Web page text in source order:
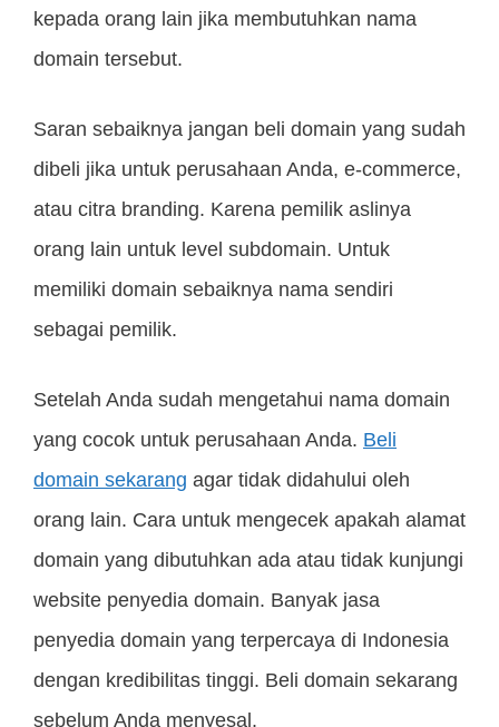
kepada orang lain jika membutuhkan nama
domain tersebut.
Saran sebaiknya jangan beli domain yang sudah
dibeli jika untuk perusahaan Anda, e-commerce,
atau citra branding. Karena pemilik aslinya
orang lain untuk level subdomain. Untuk
memiliki domain sebaiknya nama sendiri
sebagai pemilik.
Setelah Anda sudah mengetahui nama domain
yang cocok untuk perusahaan Anda. Beli
domain sekarang agar tidak didahului oleh
orang lain. Cara untuk mengecek apakah alamat
domain yang dibutuhkan ada atau tidak kunjungi
website penyedia domain. Banyak jasa
penyedia domain yang terpercaya di Indonesia
dengan kredibilitas tinggi. Beli domain sekarang
sebelum Anda menyesal.